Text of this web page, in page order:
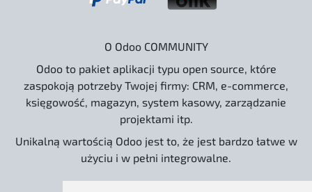
O Odoo COMMUNITY
Odoo to pakiet aplikacji typu open source, które
zaspokoją potrzeby Twojej firmy: CRM, e-commerce,
księgowość, magazyn, system kasowy, zarządzanie
projektami itp.
Unikalną wartością Odoo jest to, że jest bardzo łatwe w
użyciu i w pełni integrowalne.